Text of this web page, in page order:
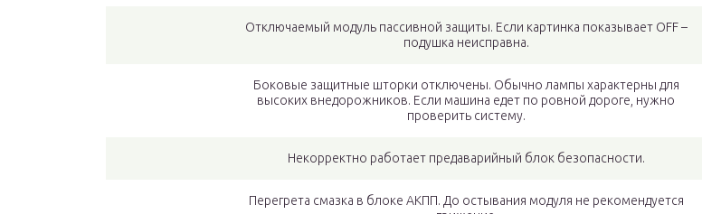
Отключаемый модуль пассивной защиты. Если картинка показывает OFF –
подушка неисправна.
Боковые защитные шторки отключены. Обычно лампы характерны для
высоких внедорожников. Если машина едет по ровной дороге, нужно
проверить систему.
Некорректно работает предаварийный блок безопасности.
Перегрета смазка в блоке АКПП. До остывания модуля не рекомендуется